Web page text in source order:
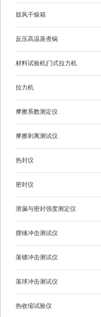
鼓风干燥箱
反压高温蒸煮锅
材料试验机|门式拉力机
拉力机
摩擦系数测定仪
摩擦剥离测试仪
热封仪
密封仪
泄漏与密封强度测定仪
摆锤冲击测试仪
落镖冲击测试仪
落球冲击测试仪
热收缩试验仪